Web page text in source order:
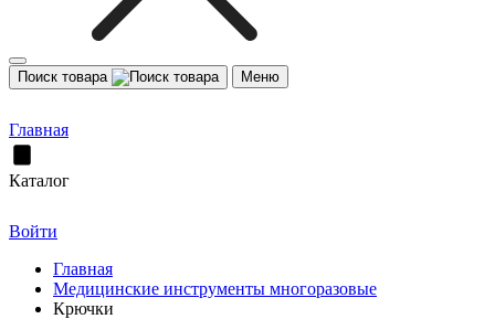
Поиск товара Меню
Главная
Каталог
Войти
Главная
Медицинские инструменты многоразовые
Крючки